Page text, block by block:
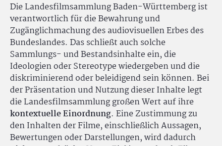
Die Landesfilmsammlung Baden-Württemberg ist
verantwortlich für die Bewahrung und
Zugänglichmachung des audiovisuellen Erbes des
Bundeslandes. Das schließt auch solche
Sammlungs- und Bestandsinhalte ein, die
Ideologien oder Stereotype wiedergeben und die
diskriminierend oder beleidigend sein können. Bei
der Präsentation und Nutzung dieser Inhalte legt
die Landesfilmsammlung großen Wert auf ihre
kontextuelle Einordnung. Eine Zustimmung zu
den Inhalten der Filme, einschließlich Aussagen,
Bewertungen oder Darstellungen, wird dadurch